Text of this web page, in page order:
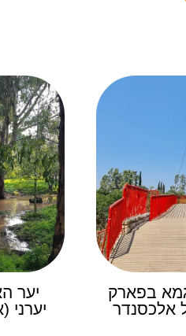
בפארק
אלכסנדר
יער
יערני